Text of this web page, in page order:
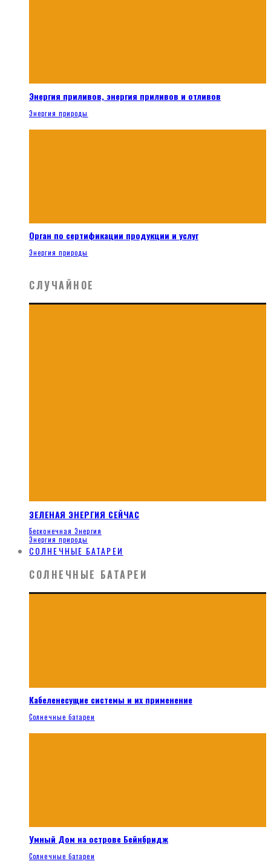
Энергия приливов, энергия приливов и отливов
Энергия природы
Орган по сертификации продукции и услуг
Энергия природы
СЛУЧАЙНОЕ
ЗЕЛЕНАЯ ЭНЕРГИЯ СЕЙЧАС
Бесконечная Энергия
Энергия природы
СОЛНЕЧНЫЕ БАТАРЕИ
СОЛНЕЧНЫЕ БАТАРЕИ
Кабеленесущие системы и их применение
Солнечные батареи
Умный Дом на острове Бейнбридж
Солнечные батареи